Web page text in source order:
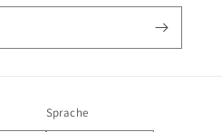
Sprache